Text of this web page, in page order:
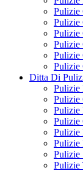
Pulizie
Pulizie
Pulizie
Pulizie
Pulizie
Pulizie
Ditta Di
Pulizie
Pulizie
Pulizie
Pulizie
Pulizie
Pulizie
Pulizie
Pulizie